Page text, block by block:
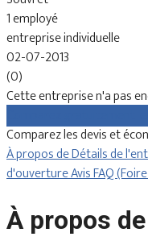
1 employé
entreprise individuelle
02-07-2013
(0)
Cette entreprise n'a pas
Comparez les devis et
À propos deDétails de
d'ouvertureAvisFAQ
À propos